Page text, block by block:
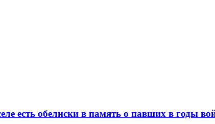
есть обелиски в память о павших в годы